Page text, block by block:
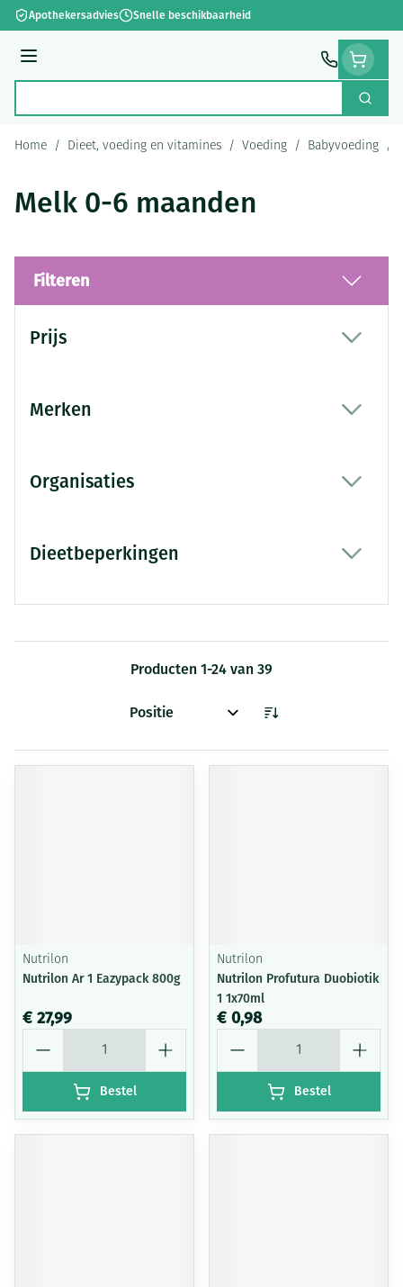
Ga naar de inhoud
Apothekersadvies Snelle beschikbaarheid
Menu
Zoek
Home / Dieet, voeding en vitamines / Voeding / Babyvoeding /
Melk 0-6 maanden
Filteren
Prijs
Merken
Organisaties
Dieetbeperkingen
Producten 1-24 van 39
Sorteer op:
Nutrilon
Nutrilon Ar 1 Eazypack 800g
€ 27,99
Bestel
Nutrilon
Nutrilon Profutura Duobiotik
1 1x70ml
€ 0,98
Bestel